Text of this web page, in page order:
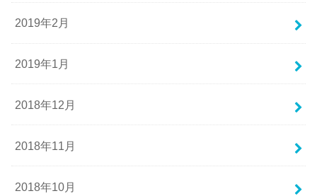
2019年2月
2019年1月
2018年12月
2018年11月
2018年10月